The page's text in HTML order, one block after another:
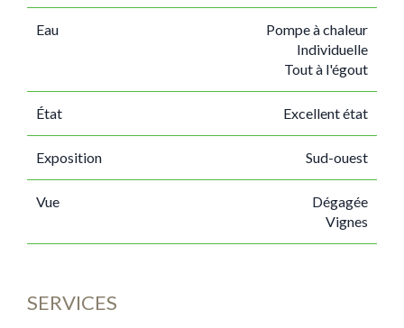
Eau
Pompe à chaleur
Individuelle
Tout à l'égout
État Excellent état
Exposition Sud-ouest
Vue
Dégagée
Vignes
SERVICES